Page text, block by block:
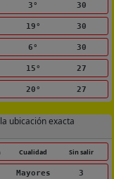
3° 30
19° 30
6° 30
15° 27
20° 27
ubicación exacta
Cualidad Sin salir
Mayores 3